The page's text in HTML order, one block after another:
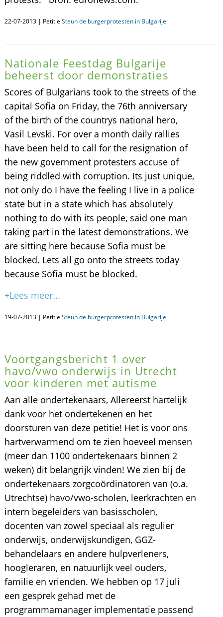
22-07-2013 | Petitie Steun de burgerprotesten in Bulgarije
Nationale Feestdag Bulgarije
beheerst door demonstraties
Scores of Bulgarians took to the streets of the
capital Sofia on Friday, the 76th anniversary
of the birth of the countrys national hero,
Vasil Levski. For over a month daily rallies
have been held to call for the resignation of
the new government protesters accuse of
being riddled with corruption. Its just unique,
not only do I have the feeling I live in a police
state but in a state which has absolutely
nothing to do with its people, said one man
taking part in the latest demonstrations. We
are sitting here because Sofia must be
blocked. Lets all go onto the streets today
because Sofia must be blocked.
+Lees meer...
19-07-2013 | Petitie Steun de burgerprotesten in Bulgarije
Voortgangsbericht 1 over
havo/vwo onderwijs in Utrecht
voor kinderen met autisme
Aan alle ondertekenaars, Allereerst hartelijk
dank voor het ondertekenen en het
doorsturen van deze petitie! Het is voor ons
hartverwarmend om te zien hoeveel mensen
(meer dan 1100 ondertekenaars binnen 2
weken) dit belangrijk vinden! We zien bij de
ondertekenaars zorgcoördinatoren van (o.a.
Utrechtse) havo/vwo-scholen, leerkrachten en
intern begeleiders van basisscholen,
docenten van zowel speciaal als regulier
onderwijs, onderwijskundigen, GGZ-
behandelaars en andere hulpverleners,
hoogleraren, en natuurlijk veel ouders,
familie en vrienden. We hebben op 17 juli
een gesprek gehad met de
programmamanager implementatie passend